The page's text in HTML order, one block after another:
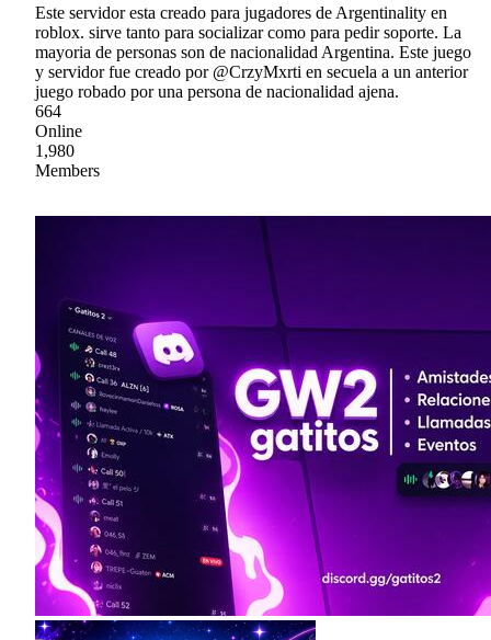
Este servidor esta creado para jugadores de Argentinality en
roblox. sirve tanto para socializar como para pedir soporte. La
mayoria de personas son de nacionalidad Argentina. Este juego
y servidor fue creado por @CrzyMxrti en secuela a un anterior
juego robado por una persona de nacionalidad ajena.
664
Online
1,980
Members